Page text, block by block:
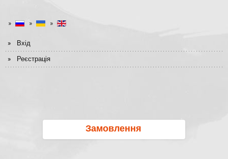
Вхід
Реєстрація
Замовлення